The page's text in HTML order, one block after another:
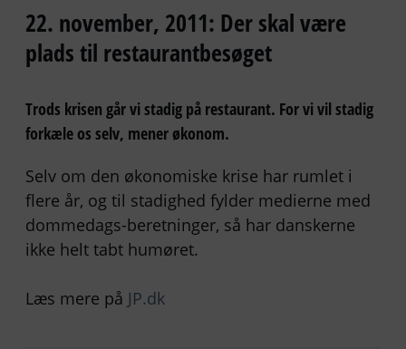
22. november, 2011: Der skal være
plads til restaurantbesøget
Trods krisen går vi stadig på restaurant. For vi vil stadig
forkæle os selv, mener økonom.
Selv om den økonomiske krise har rumlet i
flere år, og til stadighed fylder medierne med
dommedags-beretninger, så har danskerne
ikke helt tabt humøret.
Læs mere på JP.dk